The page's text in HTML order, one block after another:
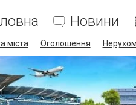
Новини
міста Оголошення